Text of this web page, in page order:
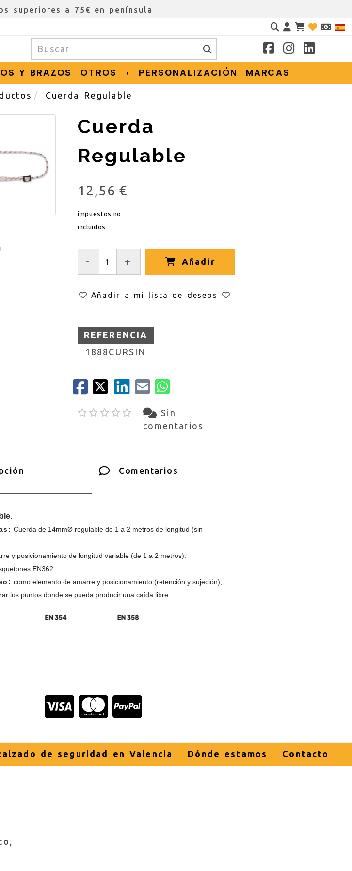
superiores a 75€ en península
Identifícate
Y BRAZOS OTROS PERSONALIZACIÓN MARCAS
Cuerda Regulable
Cuerda
Regulable
12,56 €
impuestos no
incluidos
- + Añadir
Añadir a mi lista de deseos
REFERENCIA
1888CURSIN
Sin
comentarios
Comentarios
Cuerda de 14mmØ regulable de 1 a 2 metros de longitud (sin
y posicionamiento de longitud variable (de 1 a 2 metros).
EN362.
como elemento de amarre y posicionamiento (retención y sujeción),
los puntos donde se pueda producir una caída libre.
de seguridad en Valencia Dónde estamos Contacto